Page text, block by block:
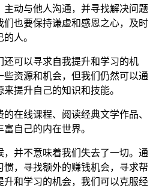
动与他人沟通，并寻找解决问题
们也要保持谦虚和感恩之心，及时
人。
还可以寻求自我提升和学习的机
资源和机会，但我们仍然可以通
提升自己的知识和技能。
在线课程、阅读经典文学作品、
自己的内在世界。
，并不意味着我们失去了一切。通
，寻找额外的赚钱机会，寻求帮
升和学习的机会，我们可以克服经